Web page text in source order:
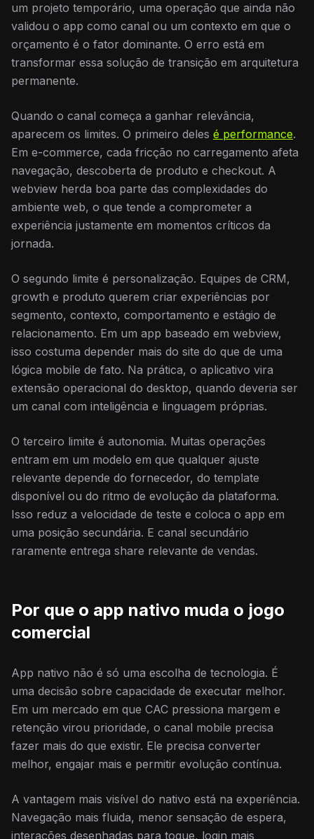
um projeto temporário, uma operação que ainda não
validou o app como canal ou um contexto em que o
orçamento é o fator dominante. O erro está em
transformar essa solução de transição em arquitetura
permanente.
Quando o canal começa a ganhar relevância,
aparecem os limites. O primeiro deles é performance.
Em e-commerce, cada fricção no carregamento afeta
navegação, descoberta de produto e checkout. A
webview herda boa parte das complexidades do
ambiente web, o que tende a comprometer a
experiência justamente em momentos críticos da
jornada.
O segundo limite é personalização. Equipes de CRM,
growth e produto querem criar experiências por
segmento, contexto, comportamento e estágio de
relacionamento. Em um app baseado em webview,
isso costuma depender mais do site do que de uma
lógica mobile de fato. Na prática, o aplicativo vira
extensão operacional do desktop, quando deveria ser
um canal com inteligência e linguagem próprias.
O terceiro limite é autonomia. Muitas operações
entram em um modelo em que qualquer ajuste
relevante depende do fornecedor, do template
disponível ou do ritmo de evolução da plataforma.
Isso reduz a velocidade de teste e coloca o app em
uma posição secundária. E canal secundário
raramente entrega share relevante de vendas.
Por que o app nativo muda o jogo
comercial
App nativo não é só uma escolha de tecnologia. É
uma decisão sobre capacidade de executar melhor.
Em um mercado em que CAC pressiona margem e
retenção virou prioridade, o canal mobile precisa
fazer mais do que existir. Ele precisa converter
melhor, engajar mais e permitir evolução contínua.
A vantagem mais visível do nativo está na experiência.
Navegação mais fluida, menor sensação de espera,
interações desenhadas para toque, login mais